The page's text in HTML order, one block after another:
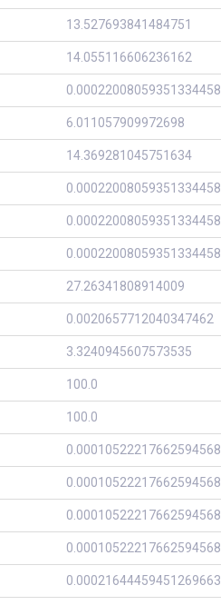
13.527693841484751
14.055116606236162
0.00022008059351334458
6.011057909972698
14.369281045751634
0.00022008059351334458
0.00022008059351334458
0.00022008059351334458
27.26341808914009
0.0020657712040347462
3.3240945607573535
100.0
100.0
0.00010522217662594568
0.00010522217662594568
0.00010522217662594568
0.00010522217662594568
0.00021644459451269663